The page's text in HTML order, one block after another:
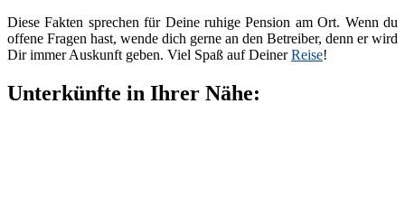
Diese Fakten sprechen für Deine ruhige Pension am Ort. Wenn du
offene Fragen hast, wende dich gerne an den Betreiber, denn er wird
Dir immer Auskunft geben. Viel Spaß auf DeinerReise!
Unterkünfte in Ihrer Nähe: